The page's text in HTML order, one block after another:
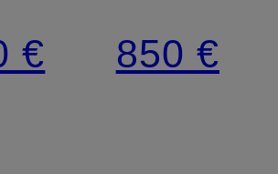
€
TINY
850 €